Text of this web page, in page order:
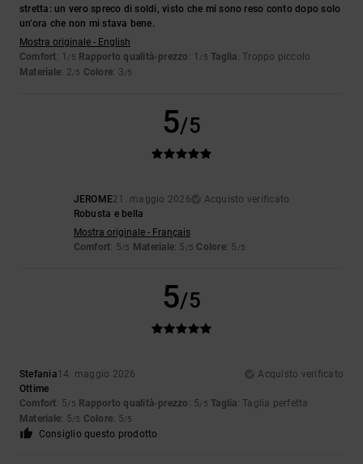
stretta: un vero spreco di soldi, visto che mi sono reso conto dopo solo
un’ora che non mi stava bene.
Mostra originale - English
Comfort: 1 /5 Rapporto qualità-prezzo : 1 /5 Taglia: Troppo piccolo
Materiale: 2/5 Colore: 3/5
5/5
JEROME21. maggio 2026
Acquisto verificato
Robusta e bella
Mostra originale - Français
Comfort: 5/5 Materiale: 5 /5 Colore: 5 /5
5/5
Stefania14. maggio 2026
Acquisto verificato
Ottime
Comfort: 5/5 Rapporto qualità-prezzo : 5/5 Taglia: Taglia perfetta
Materiale: 5/5 Colore: 5/5
Consiglio questo prodotto